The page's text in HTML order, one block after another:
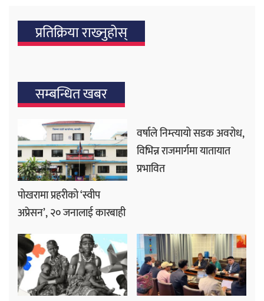
प्रतिक्रिया राख्‍नुहोस्
सम्बन्धित खबर
पोखरामा प्रहरीको ‘स्वीप
अप्रेसन’, २० जनालाई कारबाही
वर्षाले निम्त्यायो सडक अवरोध,
विभिन्न राजमार्गमा यातायात
प्रभावित